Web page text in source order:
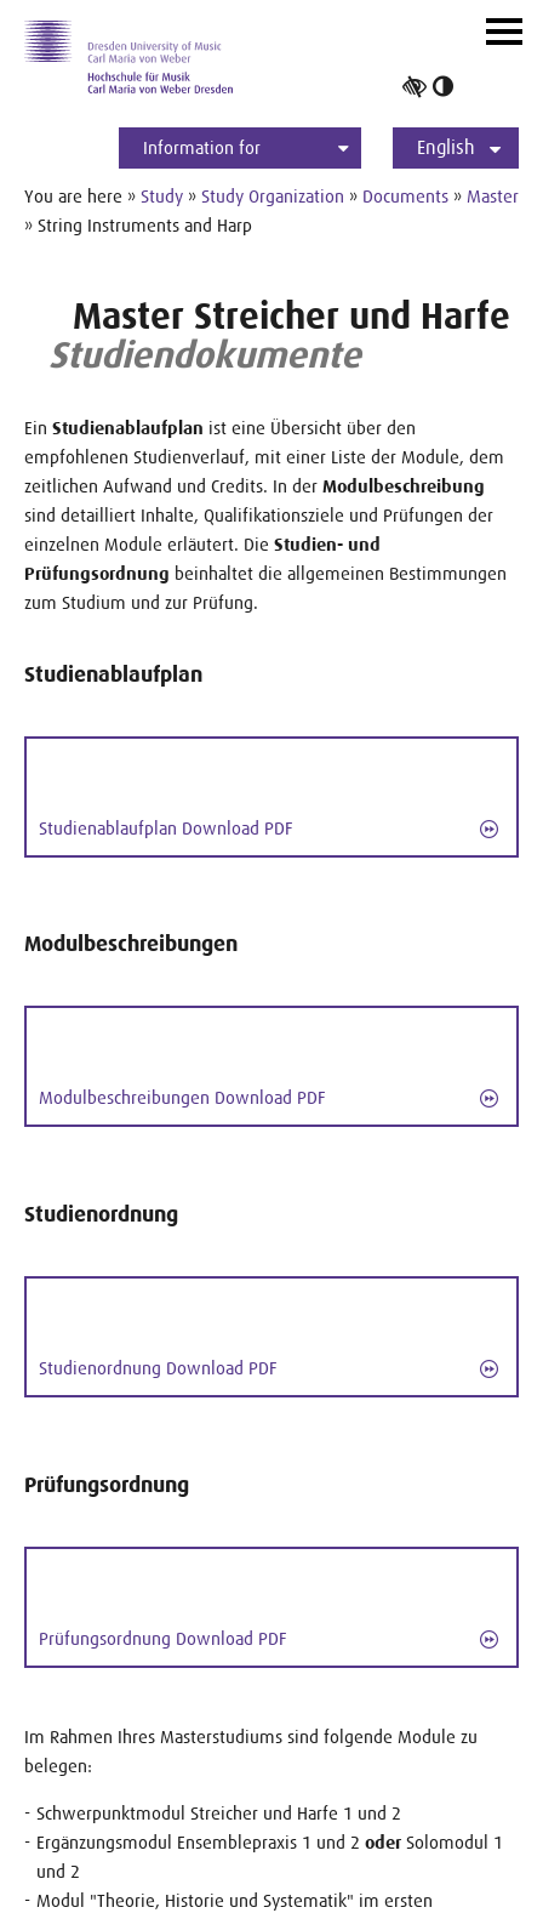
contrast
Information for
Students
Applicants
International
Press
Alumni
English
ein-/
You are here » Study » Study Organization » Documents » Master
» String Instruments and Harp
Master Streicher und Harfe
Studiendokumente
Ein Studienablaufplan ist eine Übersicht über den
empfohlenen Studienverlauf, mit einer Liste der Module, dem
zeitlichen Aufwand und Credits. In der Modulbeschreibung
sind detailliert Inhalte, Qualifikationsziele und Prüfungen der
einzelnen Module erläutert. Die Studien- und
Prüfungsordnung beinhaltet die allgemeinen Bestimmungen
zum Studium und zur Prüfung.
Studienablaufplan
Studienablaufplan Download PDF
Modulbeschreibungen
Modulbeschreibungen Download PDF
Studienordnung
Studienordnung Download PDF
Prüfungsordnung
Prüfungsordnung Download PDF
Im Rahmen Ihres Masterstudiums sind folgende Module zu
belegen:
Schwerpunktmodul Streicher und Harfe 1 und 2
Ergänzungsmodul Ensemblepraxis 1 und 2 oder Solomodul 1
und 2
Modul "Theorie, Historie und Systematik" im ersten